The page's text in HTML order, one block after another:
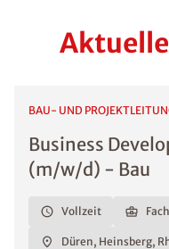
BAU- UND
Business
(m/w/d) - Bau
Vollzeit
Düren, Heinsberg,